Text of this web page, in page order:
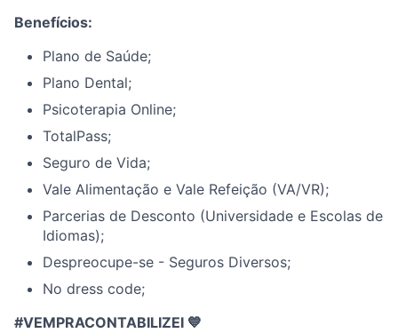
Benefícios:
Plano de Saúde;
Plano Dental;
Psicoterapia Online;
TotalPass;
Seguro de Vida;
Vale Alimentação e Vale Refeição (VA/VR);
Parcerias de Desconto (Universidade e Escolas de
Idiomas);
Despreocupe-se - Seguros Diversos;
No dress code;
#VEMPRACONTABILIZEI 💙